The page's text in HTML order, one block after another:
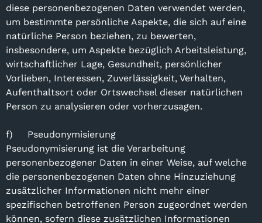
diese personenbezogenen Daten verwendet werden,
um bestimmte persönliche Aspekte, die sich auf eine
natürliche Person beziehen, zu bewerten,
insbesondere, um Aspekte bezüglich Arbeitsleistung,
wirtschaftlicher Lage, Gesundheit, persönlicher
Vorlieben, Interessen, Zuverlässigkeit, Verhalten,
Aufenthaltsort oder Ortswechsel dieser natürlichen
Person zu analysieren oder vorherzusagen.
f) Pseudonymisierung
Pseudonymisierung ist die Verarbeitung
personenbezogener Daten in einer Weise, auf welche
die personenbezogenen Daten ohne Hinzuziehung
zusätzlicher Informationen nicht mehr einer
spezifischen betroffenen Person zugeordnet werden
können, sofern diese zusätzlichen Informationen